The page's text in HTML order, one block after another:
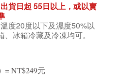
貨日起 55日以上，或以賣
溫度20度以下及濕度50%以
冰箱冷藏及冷凍均可。
=NT$249元